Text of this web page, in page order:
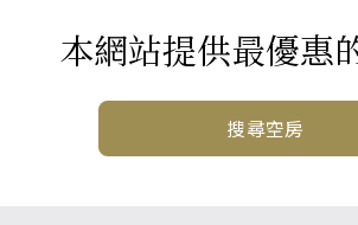
本網站提供最優惠
搜尋空房